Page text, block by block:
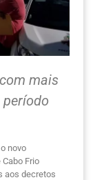
mais
novo
Frio
aos decretos